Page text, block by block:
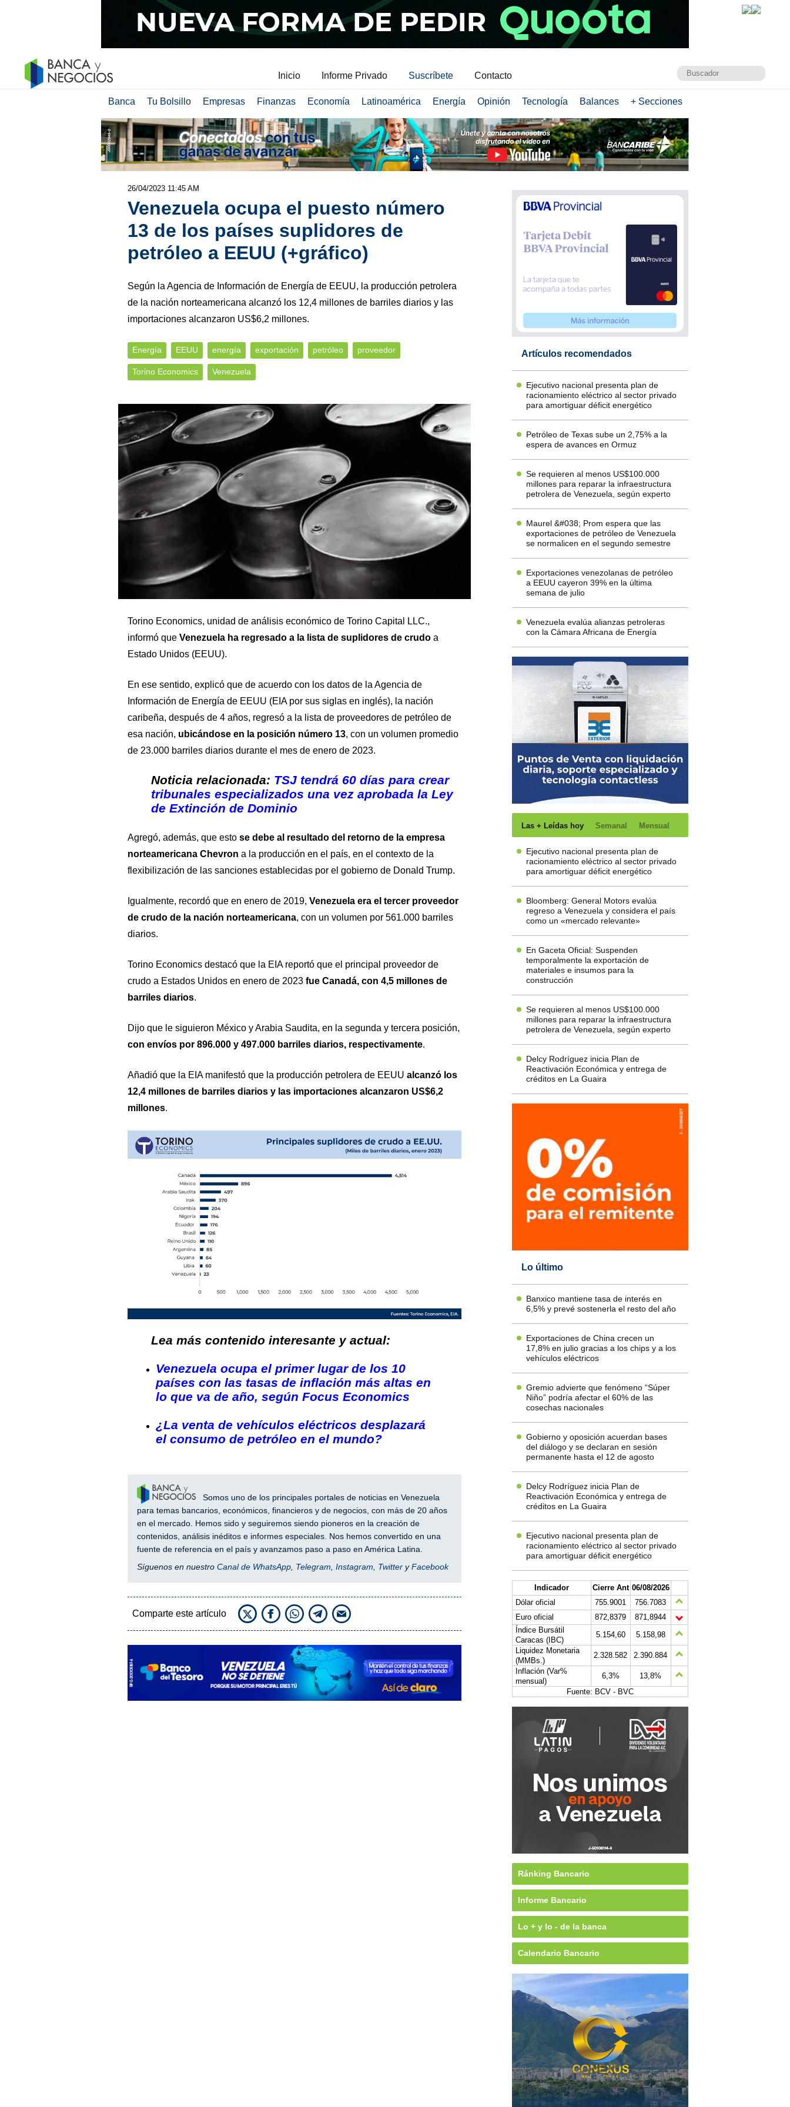
Inicio Informe Privado Suscríbete Contacto
Banca Tu Bolsillo Empresas Finanzas Economía Latinoamérica Energía Opinión Tecnología Balances + Secciones
26/04/2023 11:45 AM
Venezuela ocupa el puesto número
13 de los países suplidores de
petróleo a EEUU (+gráfico)
Según la Agencia de Información de Energía de EEUU, la producción petrolera
de la nación norteamericana alcanzó los 12,4 millones de barriles diarios y las
importaciones alcanzaron US$6,2 millones.
Energía EEUU energía exportación petróleo proveedor
Torino Economics Venezuela
Torino Economics, unidad de análisis económico de Torino Capital LLC.,
informó que Venezuela ha regresado a la lista de suplidores de crudoa
Estado Unidos (EEUU).
En ese sentido, explicó que de acuerdo con los datos de la Agencia de
Información de Energía de EEUU (EIApor sus siglas en inglés), la nación
caribeña, después de 4 años, regresó a la lista de proveedores de petróleo de
esa nación, ubicándose en la posición número 13, con un volumen promedio
de 23.000 barriles diarios durante el mes de enero de 2023.
Noticia relacionada: TSJ tendrá 60 días para crear
tribunales especializados una vez aprobada la Ley
de Extinción de Dominio
Agregó, además, que estose debe al resultado del retorno de la empresa
norteamericana Chevron a la producción en el país, en el contexto de la
flexibilización de las sanciones establecidas por el gobierno de Donald Trump.
Igualmente, recordó que en enero de 2019, Venezuelaera el tercer proveedor
de crudo de la nación norteamericana, con un volumen por 561.000 barriles
diarios.
Torino Economics destacó que la EIAreportó que el principal proveedor de
crudo a Estados Unidos en enero de 2023 fue Canadá, con 4,5 millones de
barriles diarios.
Dijo que le siguieron MéxicoyArabia Saudita, en la segunda y tercera posición,
con envíos por 896.000 y 497.000 barriles diarios, respectivamente.
Añadió que la EIA manifestó que la producción petrolera de EEUU alcanzó los
12,4 millones de barriles diarios y las importaciones alcanzaron US$6,2
millones.
Lea más contenido interesante y actual:
Venezuela ocupa el primer lugar de los 10
países con las tasas de inflación más altas en
lo que va de año, según Focus Economics
¿La venta de vehículos eléctricos desplazará
el consumo de petróleo en el mundo?
Somos uno de los principales portales de noticias en Venezuela
para temas bancarios, económicos, financieros y de negocios, con más de 20 años
en el mercado. Hemos sido y seguiremos siendo pioneros en la creación de
contenidos, análisis inéditos e informes especiales. Nos hemos convertido en una
fuente de referencia en el país y avanzamos paso a paso en América Latina.
Síguenos en nuestro Canal de WhatsApp, Telegram Instagram TwitteryFacebook
Comparte este artículo
Artículos recomendados
Ejecutivo nacional presenta plan de
racionamiento eléctrico al sector privado
para amortiguar déficit energético
Petróleo de Texas sube un 2,75% a la
espera de avances en Ormuz
Se requieren al menos US$100.000
millones para reparar la infraestructura
petrolera de Venezuela, según experto
Maurel &#038; Prom espera que las
exportaciones de petróleo de Venezuela
se normalicen en el segundo semestre
Exportaciones venezolanas de petróleo
a EEUU cayeron 39% en la última
semana de julio
Venezuela evalúa alianzas petroleras
con la Cámara Africana de Energía
Las + Leídas hoy Semanal Mensual
Ejecutivo nacional presenta plan de
racionamiento eléctrico al sector privado
para amortiguar déficit energético
Bloomberg: General Motors evalúa
regreso a Venezuela y considera el país
como un «mercado relevante»
En Gaceta Oficial: Suspenden
temporalmente la exportación de
materiales e insumos para la
construcción
Se requieren al menos US$100.000
millones para reparar la infraestructura
petrolera de Venezuela, según experto
Delcy Rodríguez inicia Plan de
Reactivación Económica y entrega de
créditos en La Guaira
Lo último
Banxico mantiene tasa de interés en
6,5% y prevé sostenerla el resto del año
Exportaciones de China crecen un
17,8% en julio gracias a los chips y a los
vehículos eléctricos
Gremio advierte que fenómeno “Súper
Niño” podría afectar el 60% de las
cosechas nacionales
Gobierno y oposición acuerdan bases
del diálogo y se declaran en sesión
permanente hasta el 12 de agosto
Delcy Rodríguez inicia Plan de
Reactivación Económica y entrega de
créditos en La Guaira
Ejecutivo nacional presenta plan de
racionamiento eléctrico al sector privado
para amortiguar déficit energético
Indicador Cierre Ant 06/08/2026
Dólar oficial
755.9001
756.7083
Euro oficial
872,8379
871,8944
Índice Bursátil
Caracas (IBC)
5.154,60
5.158,98
Liquidez Monetaria
(MMBs.)
2.328.582
2.390.884
Inflación (Var%
mensual)
6,3%
13,8%
Fuente: BCV - BVC
Ránking Bancario
Informe Bancario
Lo + y lo - de la banca
Calendario Bancario